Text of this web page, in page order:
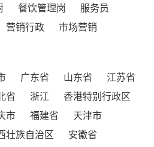
餐饮管理岗
服务员
营销行政
市场营销
广东省 山东省
江苏省
省 浙江
香港特别行政区
市 福建省
天津市
壮族自治区
安徽省